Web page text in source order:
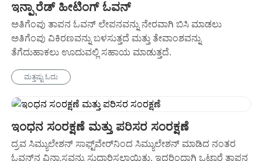
ಇನ್ಫ್ರಾರೆಡ್ ಹೀಟಿಂಗ್ ಓವನ್
ಅತಿಗೆಂಪು ತಾಪನ ಓವನ್ ಲೇಪನವನ್ನು ನೇರವಾಗಿ ಬಿಸಿ ಮಾಡಲು
ಅತಿಗೆಂಪು ವಿಕಿರಣವನ್ನು ಬಳಸುತ್ತದೆ ಮತ್ತು ತೇವಾಂಶವನ್ನು
ತೆಗೆದುಹಾಕಲು ಊದುವಲ್ಲಿ ಸಹಾಯ ಮಾಡುತ್ತದೆ.
ಮತ್ತಷ್ಟು ಓದು
ಇಂಧನ ಸಂರಕ್ಷಣೆ ಮತ್ತು ಪರಿಸರ ಸಂರಕ್ಷಣೆ
ದ್ರವ ಸಿಮ್ಯುಲೇಶನ್ ಸಾಫ್ಟ್‌ವೇರ್‌ನಿಂದ ಸಿಮ್ಯುಲೇಶನ್ ಮಾಡಿದ ನಂತರ
ಓವನ್‌ನ ವಿನ್ಯಾಸವನ್ನು ಸುಧಾರಿಸಲಾಯಿತು, ಇದರಿಂದಾಗಿ ಒಟ್ಟಾರೆ ತಾಪನ